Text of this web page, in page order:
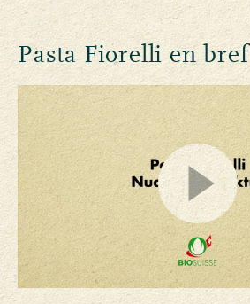
Pasta Fiorelli en bref